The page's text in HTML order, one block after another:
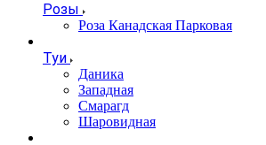
Розы
Роза Канадская Парковая
Туи
Даника
Западная
Смарагд
Шаровидная